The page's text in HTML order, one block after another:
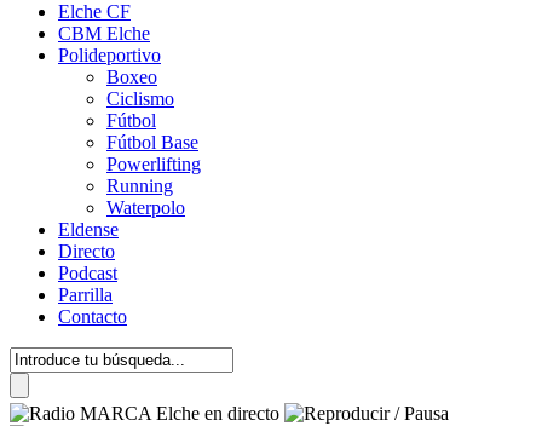
Elche CF
CBM Elche
Polideportivo
Boxeo
Ciclismo
Fútbol
Fútbol Base
Powerlifting
Running
Waterpolo
Eldense
Directo
Podcast
Parrilla
Contacto